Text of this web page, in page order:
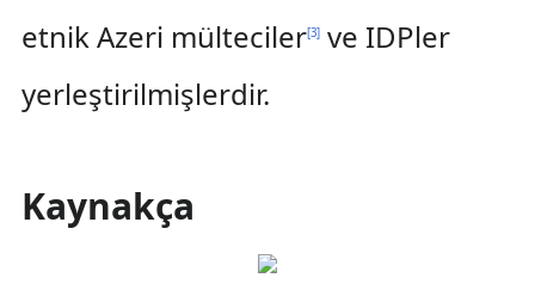
etnik Azeri mülteciler[3]ve IDPler
yerleştirilmişlerdir.
Kaynakça